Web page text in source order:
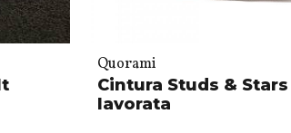
Quorami
Cintura Studs &
lavorata